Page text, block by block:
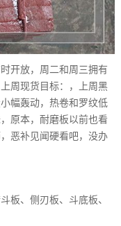
开放，周二和周三拥有
周现货目标：，上周黑
幅轰动，热卷和罗纹低
原本，耐磨板以前也看
恶补见闻硬看吧，没办
、侧刃板、斗底板、